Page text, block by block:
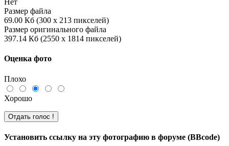
Нет
Размер файла
69.00 Кб (300 x 213 пикселей)
Размер оригинального файла
397.14 Кб (2550 x 1814 пикселей)
Оценка фото
Плохо
Хорошо
Установить ссылку на эту фотографию в форуме (BBcode)